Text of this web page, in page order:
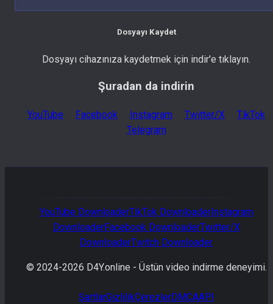
Dosyayı Kaydet
Dosyayı cihazınıza kaydetmek için indir'e tıklayın.
Şuradan da indirin
YouTube Facebook Instagram Twitter/X
TikTok
Telegram
YouTube DownloaderTikTokDownloaderInstagram
DownloaderFacebookDownloaderTwitter/X
DownloaderTwitch Downloader
© 2024-2026 D4Y.online - Üstün video indirme deneyimi.
ŞartlarGizlilikÇerezlerDMCAAPI